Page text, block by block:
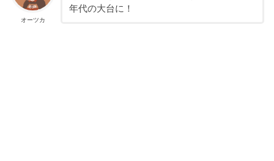
オーツカ
年代の大台に！